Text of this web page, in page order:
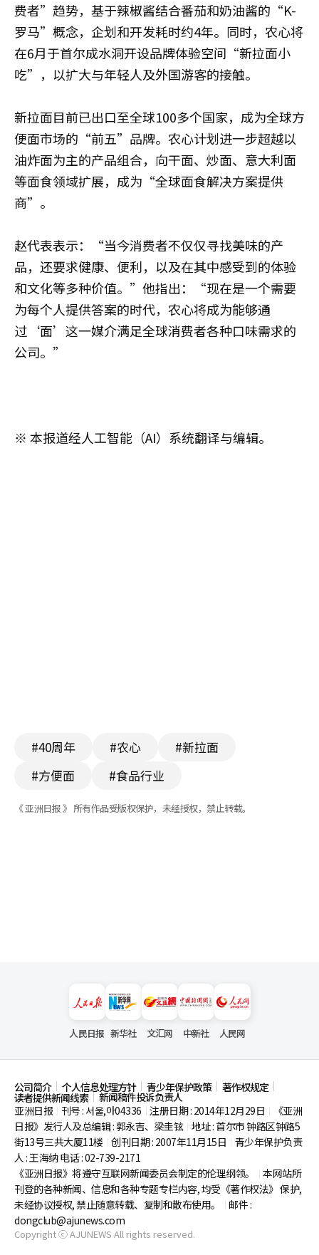
费者”趋势，基于辣椒酱结合番茄和奶油酱的“K-
罗马”概念，企划和开发耗时约4年。同时，农心将
在6月于首尔成水洞开设品牌体验空间“新拉面小
吃”，以扩大与年轻人及外国游客的接触。
新拉面目前已出口至全球100多个国家，成为全球方
便面市场的“前五”品牌。农心计划进一步超越以
油炸面为主的产品组合，向干面、炒面、意大利面
等面食领域扩展，成为“全球面食解决方案提供
商”。
赵代表表示：“当今消费者不仅仅寻找美味的产
品，还要求健康、便利，以及在其中感受到的体验
和文化等多种价值。”他指出：“现在是一个需要
为每个人提供答案的时代，农心将成为能够通
过‘面’这一媒介满足全球消费者各种口味需求的
公司。”
※ 本报道经人工智能（AI）系统翻译与编辑。
#40周年 #农心
#新拉面
#方便面
#食品行业
《 亚洲日报 》 所有作品受版权保护，未经授权，禁止转载。
人民日报 新华社 文汇网 中新社 人民网
公司简介 个人信息处理方针 青少年保护政策 著作权规定
读者提供新闻线索
新闻稿件投诉负责人
亚洲日报
刊号 : 서울,아04336 注册日期 : 2014年12月29日
《亚洲
日报》发行人及总编辑 : 郭永吉、梁圭铉 地址 : 首尔市钟路区钟路5
街13号三共大厦11楼 创刊日期 : 2007年11月15日
青少年保护负责
人 : 王海纳 电话 : 02-739-2171
《亚洲日报》将遵守互联网新闻委员会制定的伦理纲领。
本网站所
刊登的各种新闻、信息和各种专题专栏内容, 均受《著作权法》 保护,
未经协议授权, 禁止随意转载、复制和散布使用。
邮件 :
dongclub@ajunews.com
Copyright ⓒ AJUNEWS All rights reserved.